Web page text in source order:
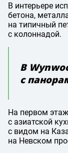
В интерьере
бетона,
на типичный
с колоннадой.
В
с
На первом
с азиатской
с видом на
на Невском